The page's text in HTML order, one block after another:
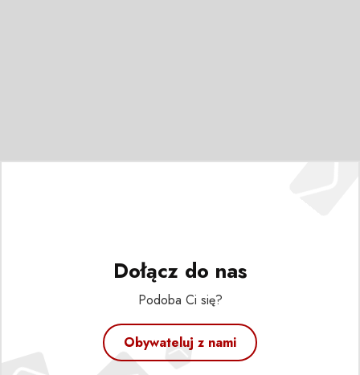
Dołącz do nas
Podoba Ci się?
Obywateluj z nami